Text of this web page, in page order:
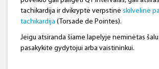
tachikardija ir dvikryptė verpstinė skilvelinė
tachikardija (Torsade de Pointes).
Jeigu atsiranda šiame lapelyje neminėtas
pasakykite gydytojui arba vaistininkui.